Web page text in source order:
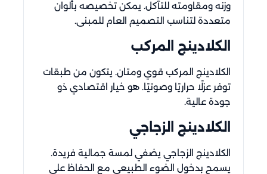
وزنه ومقاومته للتآكل. يمكن تخصيصه بألوان
متعددة لتناسب التصميم العام للمبنى.
الكلادينج المركب
الكلادينج المركب قوي ومتان. يتكون من طبقات
توفر عزلًا حراريًا وصوتيًا. هو خيار اقتصادي ذو
جودة عالية.
الكلادينج الزجاجي
الكلادينج الزجاجي يضفي لمسة جمالية فريدة.
يسمح بدخول الضوء الطبيعي مع الحفاظ على